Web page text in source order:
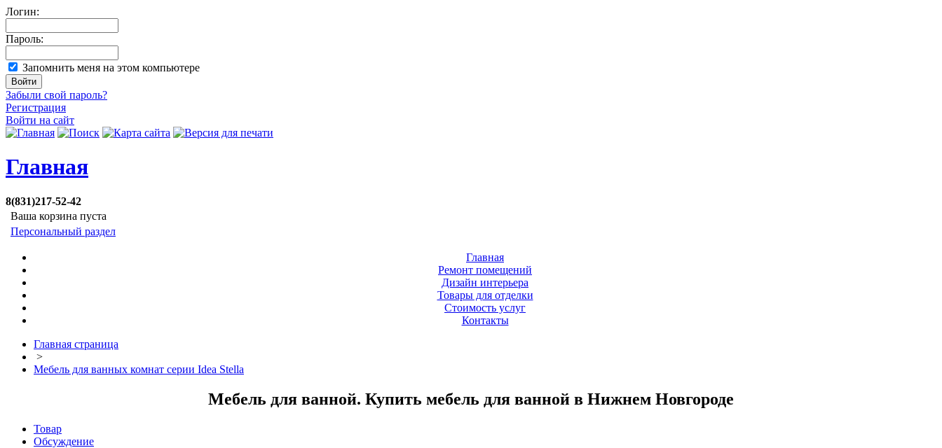
Логин:
Пароль:
Запомнить меня на этом компьютере
Забыли свой пароль?
Регистрация
Войти на сайт
Главная
8(831)217-52-42
Ваша корзина пуста
Персональный раздел
Главная
Ремонт помещений
Дизайн интерьера
Товары для отделки
Стоимость услуг
Контакты
Главная страница
>
Мебель для ванных комнат серии Idea Stella
Мебель для ванной. Купить мебель для ванной в Нижнем Новгороде
Товар
Обсуждение